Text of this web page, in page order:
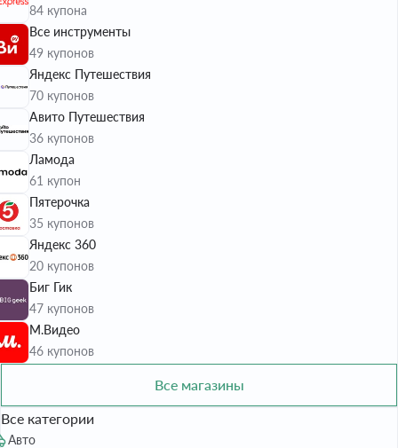
84 купона
Все инструменты
49 купонов
Яндекс Путешествия
70 купонов
Авито Путешествия
36 купонов
Ламода
61 купон
Пятерочка
35 купонов
Яндекс 360
20 купонов
Биг Гик
47 купонов
М.Видео
46 купонов
Все магазины
Все категории
Авто